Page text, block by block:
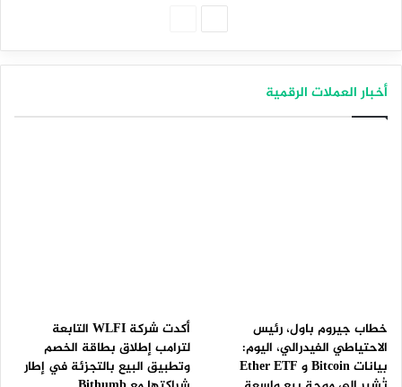
أخبار العملات الرقمية
خطاب جيروم باول، رئيس
الاحتياطي الفيدرالي، اليوم:
بيانات Bitcoin و Ether ETF
أكدت شركة WLFI التابعة
لترامب إطلاق بطاقة الخصم
وتطبيق البيع بالتجزئة في إطار